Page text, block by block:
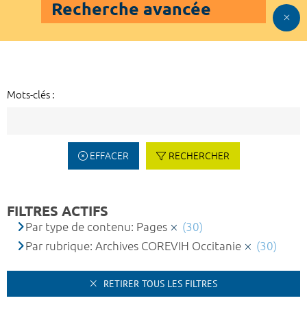
Recherche avancée
Mots-clés :
EFFACER RECHERCHER
FILTRES ACTIFS
Par type de contenu: Pages
(30)
Par rubrique: Archives COREVIH Occitanie
(30)
RETIRER TOUS LES FILTRES